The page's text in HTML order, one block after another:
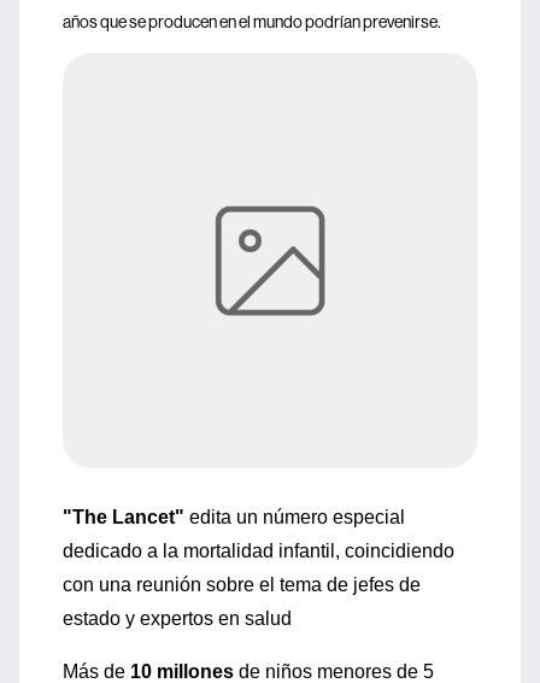
años que se producen en el mundo podrían prevenirse.
"The Lancet" edita un número especial
dedicado a la mortalidad infantil, coincidiendo
con una reunión sobre el tema de jefes de
estado y expertos en salud
Más de 10 millones de niños menores de 5